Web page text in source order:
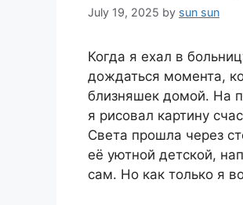
July 19, 2025 by sun sun
Когда я ехал в
дождаться момента,
близняшек домой. На
я рисовал картину
Света прошла через
её уютной детской,
сам. Но как только я